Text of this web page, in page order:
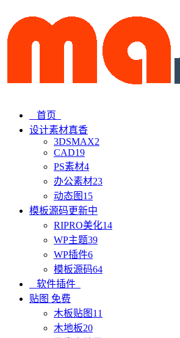
首页
设计素材真香
3DSMAX2
CAD19
PS素材4
办公素材23
动态图 15
模板源码更新中
RIPRO美化14
WP主题39
WP插件6
模板源码64
软件插件
贴图 免费
木板贴图 11
木地板20